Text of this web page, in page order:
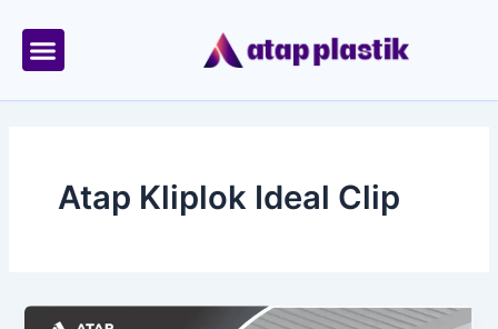
content
Atap Kliplok Ideal Clip